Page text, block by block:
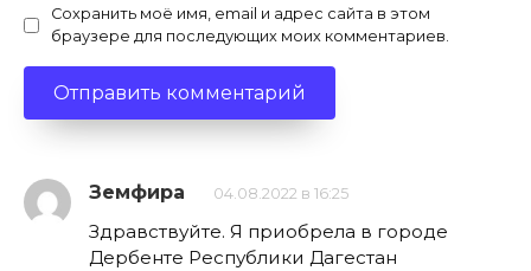
Сохранить моё имя, email и адрес сайта в этом
браузере для последующих моих комментариев.
Земфира 04.08.2022 в 16:25
Здравствуйте. Я приобрела в городе
Дербенте Республики Дагестан